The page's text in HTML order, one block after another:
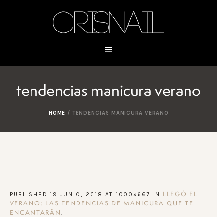
tendencias manicura verano
HOME / TENDENCIAS MANICURA VERANO
PUBLISHED 19 JUNIO, 2018 AT 1000×667 IN
LLEGÓ EL
VERANO: LAS TENDENCIAS DE MANICURA QUE TE
ENCANTARÁN .